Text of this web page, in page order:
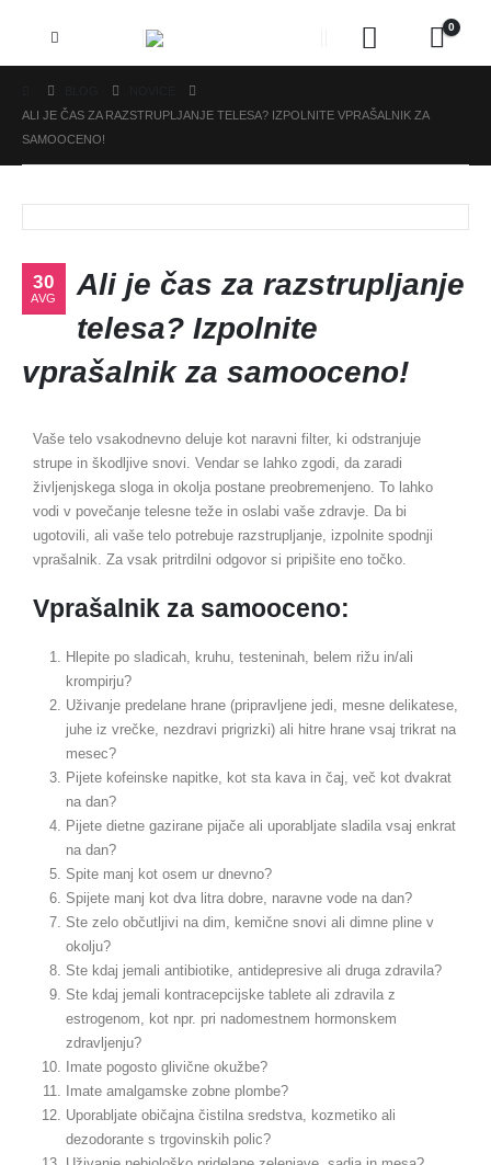
0
ALI JE ČAS ZA RAZSTRUPLJANJE TELESA? IZPOLNITE VPRAŠALNIK ZA
SAMOOCENO!
30
AVG
Ali je čas za razstrupljanje
telesa? Izpolnite
vprašalnik za samooceno!
Vaše telo vsakodnevno deluje kot naravni filter, ki odstranjuje
strupe in škodljive snovi. Vendar se lahko zgodi, da zaradi
življenjskega sloga in okolja postane preobremenjeno. To lahko
vodi v povečanje telesne teže in oslabi vaše zdravje. Da bi
ugotovili, ali vaše telo potrebuje razstrupljanje, izpolnite spodnji
vprašalnik. Za vsak pritrdilni odgovor si pripišite eno točko.
Vprašalnik za samooceno:
Hlepite po sladicah, kruhu, testeninah, belem rižu in/ali
krompirju?
Uživanje predelane hrane (pripravljene jedi, mesne delikatese,
juhe iz vrečke, nezdravi prigrizki) ali hitre hrane vsaj trikrat na
mesec?
Pijete kofeinske napitke, kot sta kava in čaj, več kot dvakrat
na dan?
Pijete dietne gazirane pijače ali uporabljate sladila vsaj enkrat
na dan?
Spite manj kot osem ur dnevno?
Spijete manj kot dva litra dobre, naravne vode na dan?
Ste zelo občutljivi na dim, kemične snovi ali dimne pline v
okolju?
Ste kdaj jemali antibiotike, antidepresive ali druga zdravila?
Ste kdaj jemali kontracepcijske tablete ali zdravila z
estrogenom, kot npr. pri nadomestnem hormonskem
zdravljenju?
Imate pogosto glivične okužbe?
Imate amalgamske zobne plombe?
Uporabljate običajna čistilna sredstva, kozmetiko ali
dezodorante s trgovinskih polic?